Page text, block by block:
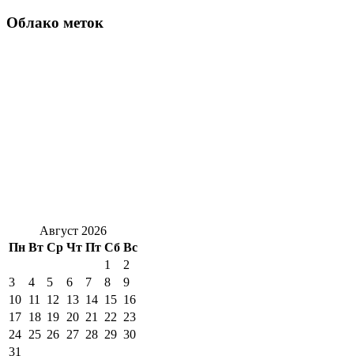
Облако меток
Август 2026
Пн Вт Ср Чт Пт Сб Вс
1
2
3
4 5 6 7 8
9
10 11 12 13 14 15 16
17 18 19 20 21 22 23
24 25 26 27 28 29 30
31